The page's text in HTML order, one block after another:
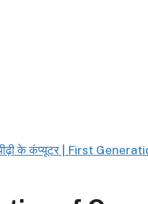
के कंप्यूटर | First